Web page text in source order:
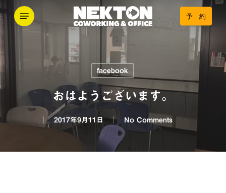
Skip
to
main
予 約
Menu
facebook
おはようございます。
2017年9月11日 No Comments